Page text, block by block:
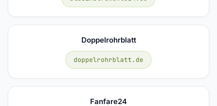
Doppelrohrblatt
doppelrohrblatt.de
Fanfare24